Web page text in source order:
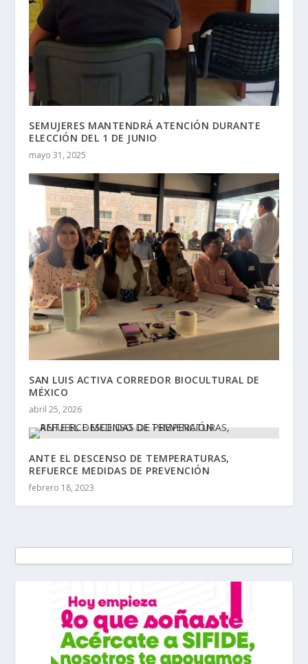
SEMUJERES MANTENDRÁ ATENCIÓN DURANTE
ELECCIÓN DEL 1 DE JUNIO
mayo 31, 2025
SAN LUIS ACTIVA CORREDOR BIOCULTURAL DE
MÉXICO
abril 25, 2026
ANTE EL DESCENSO DE TEMPERATURAS,
REFUERCE MEDIDAS DE PREVENCIÓN
febrero 18, 2023